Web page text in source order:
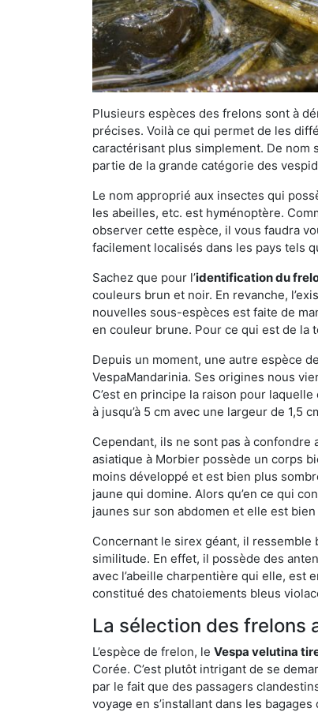
Plusieurs espèces des frelons sont à
précises. Voilà ce qui permet de les
caractérisant plus simplement. De
partie de la grande catégorie des
Le nom approprié aux insectes qui
les abeilles, etc. est hyménoptère.
observer cette espèce, il vous faudra
facilement localisés dans les pays tels
Sachez que pour l’identification du
couleurs brun et noir. En revanche,
nouvelles sous-espèces est faite de
en couleur brune. Pour ce qui est de la
Depuis un moment, une autre espèce
VespaMandarinia. Ses origines nous
C’est en principe la raison pour
à jusqu’à 5 cm avec une largeur de 1,5
Cependant, ils ne sont pas à
asiatique à Morbier possède un corps
moins développé et est bien plus
jaune qui domine. Alors qu’en ce qui
jaunes sur son abdomen et elle est
Concernant le sirex géant, il
similitude. En effet, il possède des
avec l’abeille charpentière qui elle, est
constitué des chatoiements bleus
La sélection des frelons
L’espèce de frelon, le Vespa velutina
Corée. C’est plutôt intrigant de se
par le fait que des passagers
voyage en s’installant dans les